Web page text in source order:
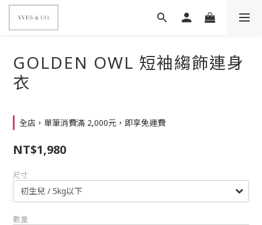
GOLDEN OWL 短袖縐飾連身
衣
全店，單筆消費滿 2,000元，即享免運費
NT$1,980
尺寸
數量